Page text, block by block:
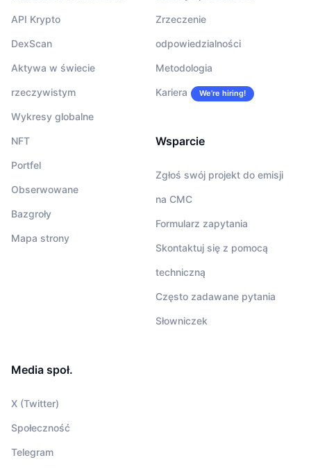
API Krypto
DexScan
Aktywa w świecie
rzeczywistym
Wykresy globalne
NFT
Portfel
Obserwowane
Bazgroły
Mapa strony
Zrzeczenie
odpowiedzialności
Metodologia
Kariera We’re hiring!
Wsparcie
Zgłoś swój projekt do emisji
na CMC
Formularz zapytania
Skontaktuj się z pomocą
techniczną
Często zadawane pytania
Słowniczek
Media społ.
X (Twitter)
Społeczność
Telegram